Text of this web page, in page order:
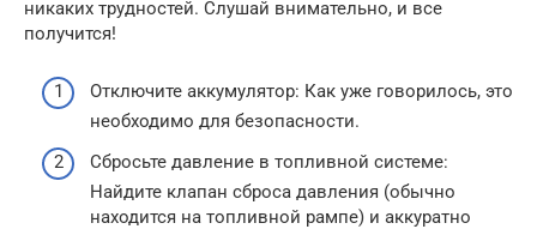
никаких трудностей. Слушай внимательно, и все
получится!
Отключите аккумулятор: Как уже говорилось, это
необходимо для безопасности.
Сбросьте давление в топливной системе:
Найдите клапан сброса давления (обычно
находится на топливной рампе) и аккуратно